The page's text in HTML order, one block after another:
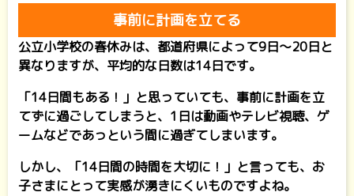
事前に計画を立てる
公立小学校の春休みは、都道府県によって9日〜20日と
異なりますが、平均的な日数は14日です。
「14日間もある！」と思っていても、事前に計画を立
てずに過ごしてしまうと、1日は動画やテレビ視聴、ゲ
ームなどであっという間に過ぎてしまいます。
しかし、「14日間の時間を大切に！」と言っても、お
子さまにとって実感が湧きにくいものですよね。